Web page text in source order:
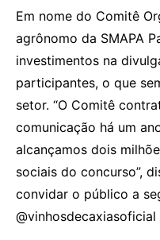
Em nome do Comitê
agrônomo da SMAPA
investimentos na
participantes, o que
setor. “O Comitê
comunicação há um
alcançamos dois
sociais do concurso”,
convidar o público a